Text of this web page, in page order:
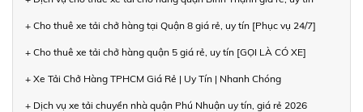
+ Cho thuê xe tải chở hàng tại Quận 8 giá rẻ, uy tín [Phục vụ 24/7]
+ Cho thuê xe tải chở hàng quận 5 giá rẻ, uy tín [GỌI LÀ CÓ XE]
+ Xe Tải Chở Hàng TPHCM Giá Rẻ | Uy Tín | Nhanh Chóng
+ Dịch vụ xe tải chuyển nhà quận Phú Nhuận uy tín, giá rẻ 2026